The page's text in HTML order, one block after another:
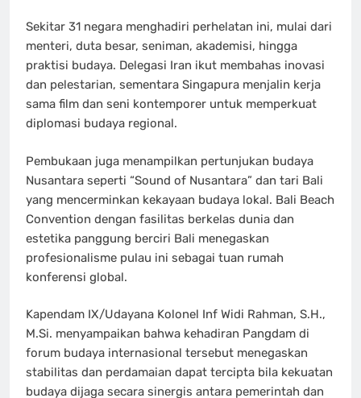
Sekitar 31 negara menghadiri perhelatan ini, mulai dari
menteri, duta besar, seniman, akademisi, hingga
praktisi budaya. Delegasi Iran ikut membahas inovasi
dan pelestarian, sementara Singapura menjalin kerja
sama film dan seni kontemporer untuk memperkuat
diplomasi budaya regional.
Pembukaan juga menampilkan pertunjukan budaya
Nusantara seperti “Sound of Nusantara” dan tari Bali
yang mencerminkan kekayaan budaya lokal. Bali Beach
Convention dengan fasilitas berkelas dunia dan
estetika panggung berciri Bali menegaskan
profesionalisme pulau ini sebagai tuan rumah
konferensi global.
Kapendam IX/Udayana Kolonel Inf Widi Rahman, S.H.,
M.Si. menyampaikan bahwa kehadiran Pangdam di
forum budaya internasional tersebut menegaskan
stabilitas dan perdamaian dapat tercipta bila kekuatan
budaya dijaga secara sinergis antara pemerintah dan